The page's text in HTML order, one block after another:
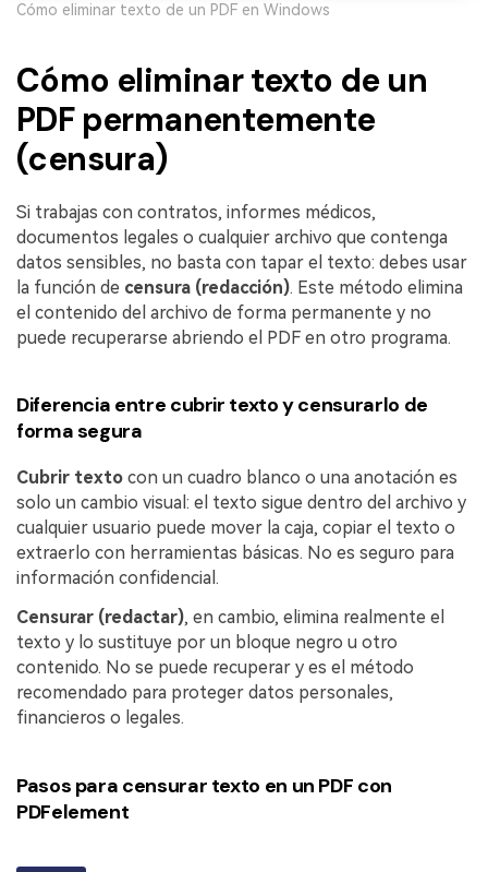
Cómo eliminar texto de un PDF en Windows
Cómo eliminar texto de un
PDF permanentemente
(censura)
Si trabajas con contratos, informes médicos,
documentos legales o cualquier archivo que contenga
datos sensibles, no basta con tapar el texto: debes usar
la función de censura (redacción). Este método elimina
el contenido del archivo de forma permanente y no
puede recuperarse abriendo el PDF en otro programa.
Diferencia entre cubrir texto y censurarlo de
forma segura
Cubrir texto con un cuadro blanco o una anotación es
solo un cambio visual: el texto sigue dentro del archivo y
cualquier usuario puede mover la caja, copiar el texto o
extraerlo con herramientas básicas. No es seguro para
información confidencial.
Censurar (redactar), en cambio, elimina realmente el
texto y lo sustituye por un bloque negro u otro
contenido. No se puede recuperar y es el método
recomendado para proteger datos personales,
financieros o legales.
Pasos para censurar texto en un PDF con
PDFelement